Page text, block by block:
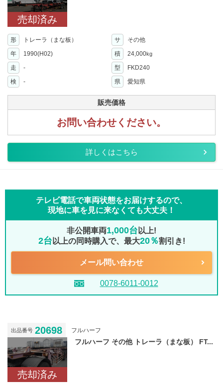
売却済み
形 トレーラ（まな板） サ
その他
年
1990(H02) 積 24,000kg
走 - 型
FKD240
検
- 県 愛知県
販売価格
お問い合わせください。
詳しくはこちら
テレビ電話で車両状態をお届けするので、
現地に車を見に来なくても大丈夫！
非公開車両1,000台 以上!
2台 以上の同時購入で、最大20％割引き!
メール問い合わせ
0078-6011-0012
出品番号 20698 フルハーフ
売却済み
フルハーフ その他 トレーラ（まな板） FT...